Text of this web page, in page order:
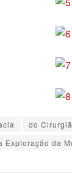
do
Exploração da